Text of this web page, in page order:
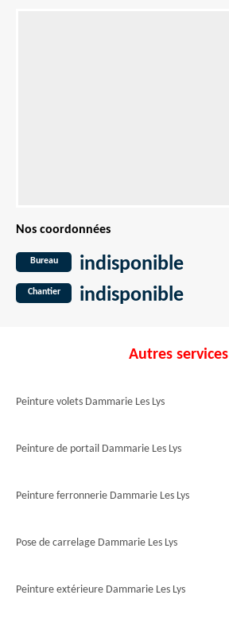
Nos coordonnées
Bureau indisponible
Chantier indisponible
Autres services
Peinture volets Dammarie Les Lys
Peinture de portail Dammarie Les Lys
Peinture ferronnerie Dammarie Les Lys
Pose de carrelage Dammarie Les Lys
Peinture extérieure Dammarie Les Lys